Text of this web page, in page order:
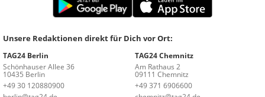
Unsere Redaktionen direkt für Dich vor Ort:
TAG24 Berlin
Schönhauser Allee 36
10435 Berlin
+49 30 120880900
TAG24 Chemnitz
Am Rathaus 2
09111 Chemnitz
+49 371 6906600